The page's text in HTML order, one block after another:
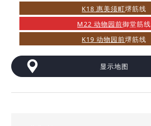
K18 惠美须町堺筋线
M22 动物园前御堂筋线
K19 动物园前堺筋线
显示地图